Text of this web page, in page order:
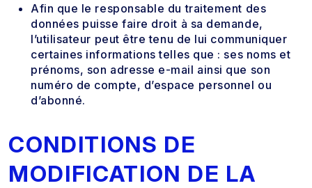
Afin que le responsable du traitement des
données puisse faire droit à sa demande,
l’utilisateur peut être tenu de lui communiquer
certaines informations telles que : ses noms et
prénoms, son adresse e-mail ainsi que son
numéro de compte, d’espace personnel ou
d’abonné.
CONDITIONS DE
MODIFICATION DE LA